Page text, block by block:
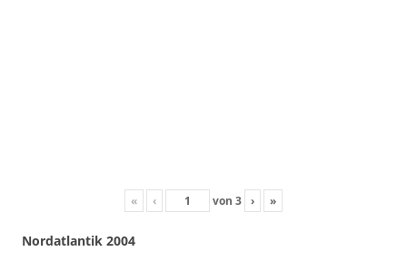
« ‹ von 3 › »
Nordatlantik 2004